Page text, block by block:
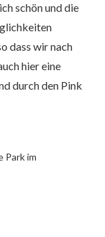
schön und die
dass wir nach
hier eine
durch den Pink
Park im